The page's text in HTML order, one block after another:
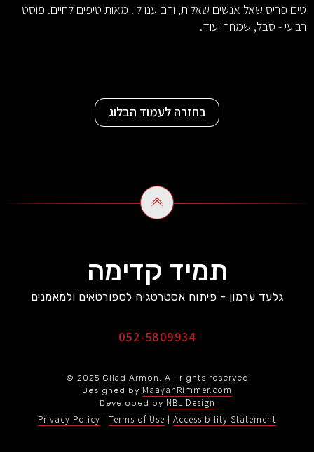
טים פריס שאל אנשים שאלות, והם ענו לו. מאות טיפים לחיים. פוסט
רביעי - סבל, שמחה ועוד.
בחזרה לעמוד הבלוג
תמיד קדימה
גלעד ערמון - פיתוח אסטרטגיה לספורטאים ולמאמנים
052-5809934
© 2025 Gilad Armon. All rights reserved
Designed by MaayanRimmer.com
Developed by NBL Design
Privacy Policy
Terms of Use Accessibility Statement